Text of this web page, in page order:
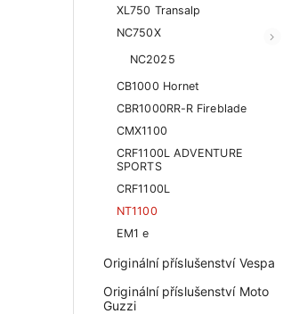
XL750 Transalp
NC750X
NC2025
CB1000 Hornet
CBR1000RR-R Fireblade
CMX1100
CRF1100L ADVENTURE
SPORTS
CRF1100L
NT1100
EM1 e
Originální příslušenství Vespa
Originální příslušenství Moto
Guzzi